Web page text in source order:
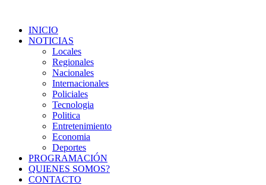
INICIO
NOTICIAS
Locales
Regionales
Nacionales
Internacionales
Policiales
Tecnologia
Politica
Entretenimiento
Economia
Deportes
PROGRAMACIÓN
QUIENES SOMOS?
CONTACTO